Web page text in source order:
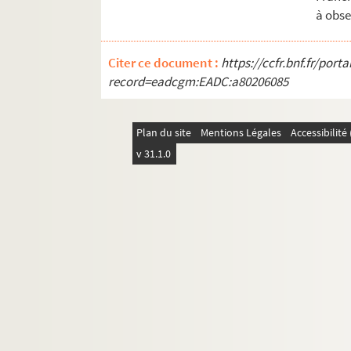
Ms Chiflet 34. Troisième tome des «
Ms Chiflet 36. Cinquième tome des «
Ms Chiflet 37. « Composition des
Ms Chiflet 39. Gouvernement de la
Ms Chiflet 40. « Formulaire de
à
Citer ce document : https://ccfr.bnf.fr/
record=eadcgm:EADC:a80206085
Plan du site Mentions Légales
v 31.1.0